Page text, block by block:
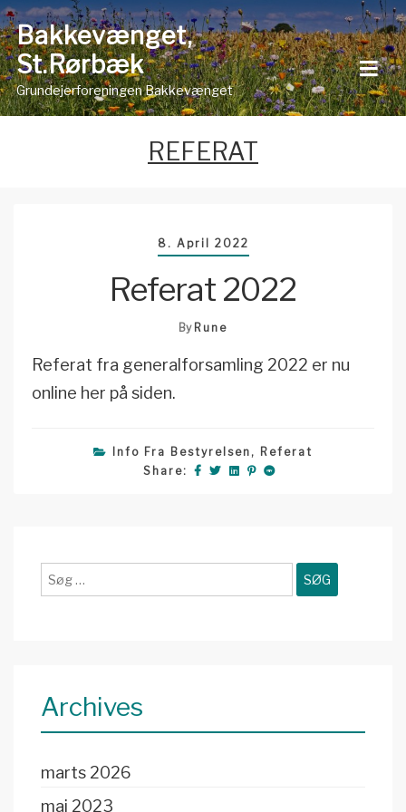
Skip
to
content
Bakkevænget,
St.Rørbæk
Grundejerforeningen Bakkevænget
REFERAT
8. April 2022
Referat 2022
By Rune
Referat fra generalforsamling 2022 er nu
online her på siden.
Info Fra Bestyrelsen , Referat
Share:
efter:
Archives
marts 2026
maj 2023